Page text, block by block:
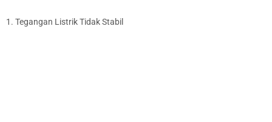
1. Tegangan Listrik Tidak Stabil